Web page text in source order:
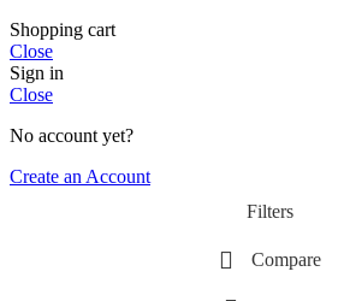
Shopping cart
Close
Sign in
Close
No account yet?
Create an Account
Filters
Compare